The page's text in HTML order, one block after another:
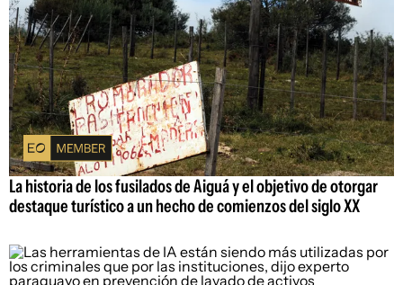
La historia de los fusilados de Aiguá y el objetivo de otorgar
destaque turístico a un hecho de comienzos del siglo XX